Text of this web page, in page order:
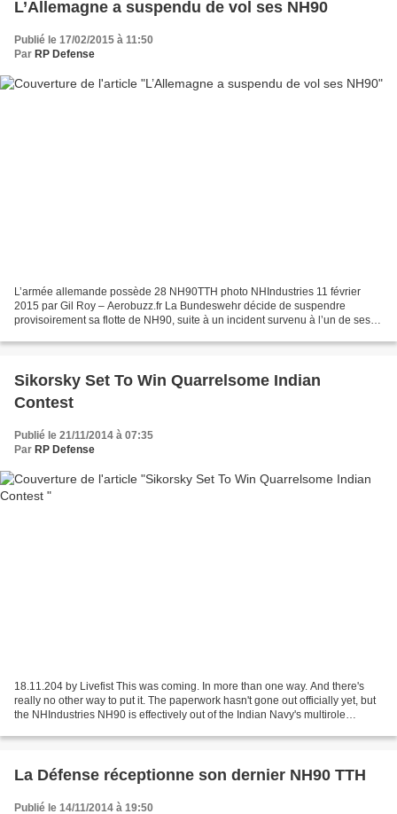
L’Allemagne a suspendu de vol ses NH90
Publié le 17/02/2015 à 11:50
Par RP Defense
L’armée allemande possède 28 NH90TTH photo NHIndustries 11 février
2015 par Gil Roy – Aerobuzz.fr La Bundeswehr décide de suspendre
provisoirement sa flotte de NH90, suite à un incident survenu à l’un de ses
Sikorsky Set To Win Quarrelsome Indian
Contest
Publié le 21/11/2014 à 07:35
Par RP Defense
18.11.204 by Livefist This was coming. In more than one way. And there's
really no other way to put it. The paperwork hasn't gone out officially yet, but
the NHIndustries NH90 is effectively out of the Indian Navy's multirole
La Défense réceptionne son dernier NH90 TTH
Publié le 14/11/2014 à 19:50